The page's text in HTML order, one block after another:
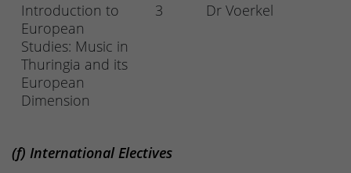
Introduction to
European
Studies: Music in
Thuringia and its
European
Dimension
3 Dr Voerkel
(f) International Electives